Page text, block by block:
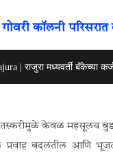
कॉलनी परिसरात
| राजुरा मध्यवर्ती बॅंकेच्या
केवळ महसूलच बुडत
प्रवाह बदलतील आणि